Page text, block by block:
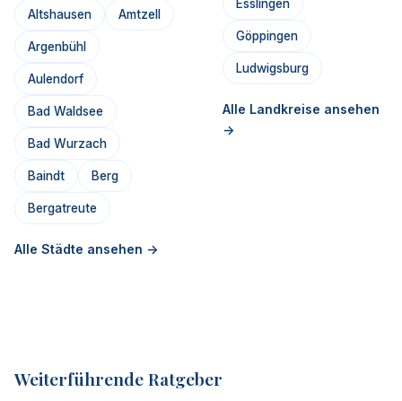
Altshausen Amtzell
Argenbühl
Aulendorf
Bad Waldsee
Bad Wurzach
Baindt Berg
Bergatreute
Alle Städte ansehen ->
Esslingen
Göppingen
Ludwigsburg
Alle Landkreise ansehen
->
Weiterführende Ratgeber